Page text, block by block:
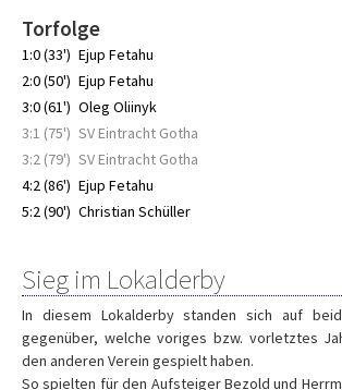
Torfolge
1:0 (33') Ejup Fetahu
2:0 (50') Ejup Fetahu
3:0 (61') Oleg Oliinyk
3:1 (75') SV Eintracht Gotha
3:2 (79') SV Eintracht Gotha
4:2 (86') Ejup Fetahu
5:2 (90') Christian Schüller
Sieg im Lokalderby
In diesem Lokalderby standen sich auf
gegenüber, welche voriges bzw. vorletztes
den anderen Verein gespielt haben.
So spielten für den Aufsteiger Bezold und